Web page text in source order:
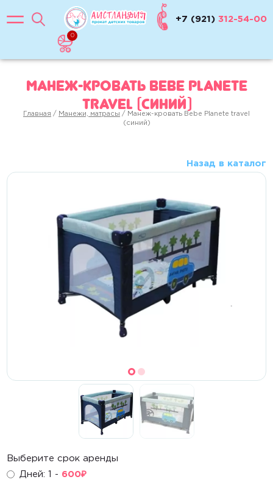
+7 (921) 312-54-00
0
0-10 кг (0-6 мес)
0-13 кг (0-12 мес)
22-36 кг (от 4 лет)
Бустеры 5+
Коляска-люлька
ЖД манежи
Кроватки
Стульчики для кормления
Шезлонги, электрокачели
Активный отдых
Беговелы
Манеж-кровать Bebe Planete
travel (синий)
Главная / Манежи, матрасы / Манеж-кровать Bebe Planete travel
(синий)
Назад в каталог
Выберите срок аренды
Дней: 1 - 600₽